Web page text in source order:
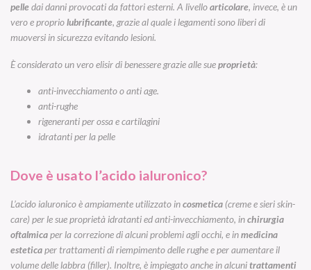
pelledai danni provocati da fattori esterni. A livelloarticolare, invece, è un
vero e propriolubrificante, grazie al quale i legamenti sono liberi di
muoversi in sicurezza evitando lesioni.
È considerato un vero elisir di benessere grazie alle sueproprietà:
anti-invecchiamento o anti age.
anti-rughe
rigeneranti per ossa e cartilagini
idratanti per la pelle
Dove è usato l’acido ialuronico?
L’acido ialuronico è ampiamente utilizzato incosmetica (creme e sieri skin-
care) per le sue proprietà idratanti ed anti-invecchiamento, inchirurgia
oftalmicaper la correzione di alcuni problemi agli occhi, e inmedicina
esteticaper trattamenti di riempimento delle rughe e per aumentare il
volume delle labbra (filler). Inoltre, è impiegato anche in alcunitrattamenti